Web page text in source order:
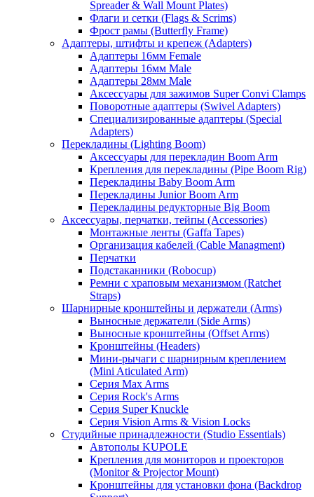
Spreader & Wall Mount Plates)
Флаги и сетки (Flags & Scrims)
Фрост рамы (Butterfly Frame)
Адаптеры, штифты и крепеж (Adapters)
Адаптеры 16мм Female
Адаптеры 16мм Male
Адаптеры 28мм Male
Аксессуары для зажимов Super Convi Clamps
Поворотные адаптеры (Swivel Adapters)
Специализированные адаптеры (Special
Adapters)
Перекладины (Lighting Boom)
Аксессуары для перекладин Boom Arm
Крепления для перекладины (Pipe Boom Rig)
Перекладины Baby Boom Arm
Перекладины Junior Boom Arm
Перекладины редукторные Big Boom
Аксессуары, перчатки, тейпы (Accessories)
Монтажные ленты (Gaffa Tapes)
Организация кабелей (Cable Managment)
Перчатки
Подстаканники (Robocup)
Ремни с храповым механизмом (Ratchet
Straps)
Шарнирные кронштейны и держатели (Arms)
Выносные держатели (Side Arms)
Выносные кронштейны (Offset Arms)
Кронштейны (Headers)
Мини-рычаги с шарнирным креплением
(Mini Aticulated Arm)
Серия Max Arms
Серия Rock's Arms
Серия Super Knuckle
Серия Vision Arms & Vision Locks
Студийные принадлежности (Studio Essentials)
Автополы KUPOLE
Крепления для мониторов и проекторов
(Monitor & Projector Mount)
Кронштейны для установки фона (Backdrop